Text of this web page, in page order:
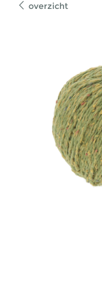
overzicht